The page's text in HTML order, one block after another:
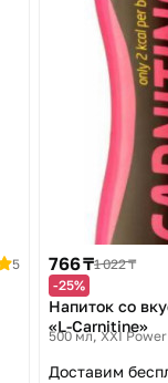
5
766 ₸1 022 ₸
-25%
Напиток со
«L-Carnitine»
500 мл XXI Power
Доставим